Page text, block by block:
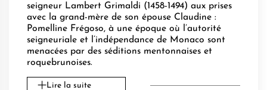
seigneur Lambert Grimaldi (1458-1494) aux prises
avec la grand-mère de son épouse Claudine :
Pomelline Frégoso, à une époque où l’autorité
seigneuriale et l’indépendance de Monaco sont
menacées par des séditions mentonnaises et
roquebrunoises.
Lire la suite